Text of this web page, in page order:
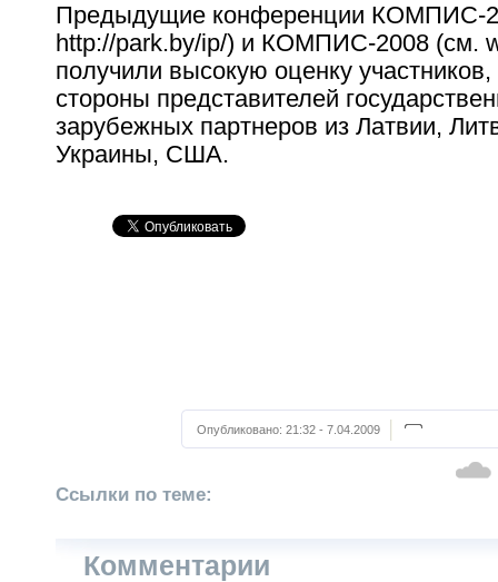
Предыдущие конференции КОМПИС-
http://park.by/ip/) и КОМПИС-2008 (см.
получили высокую оценку
стороны представителей
зарубежных партнеров из Латвии,
Украины, США.
Опубликовано: 21:32 - 7.04.2009
Ссылки по теме:
Комментарии